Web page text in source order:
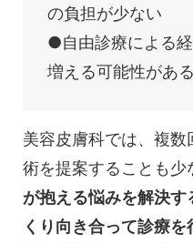
の負担が少ない
●自由診療による
増える可能性がある
美容皮膚科では、複
術を提案することも少
が抱える悩みを解決
くり向き合って診療